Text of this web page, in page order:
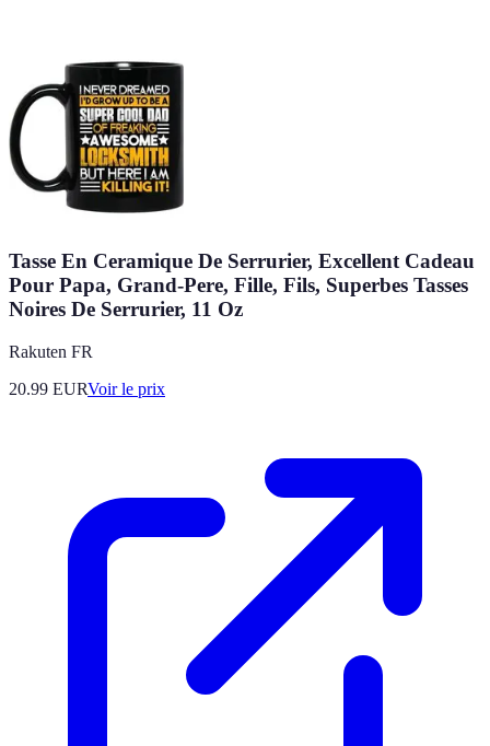
Tasse En Ceramique De Serrurier, Excellent Cadeau
Pour Papa, Grand-Pere, Fille, Fils, Superbes Tasses
Noires De Serrurier, 11 Oz
Rakuten FR
20.99 EURVoir le prix